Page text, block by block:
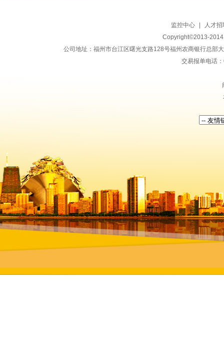
监控中心
人才招
Copyright©2013-
公司地址：福州市台江区曙光支路128号福州农商银行总
交易报单电话